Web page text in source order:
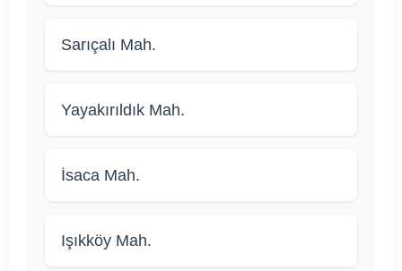
Sarıçalı Mah.
Yayakırıldık Mah.
İsaca Mah.
Işıkköy Mah.